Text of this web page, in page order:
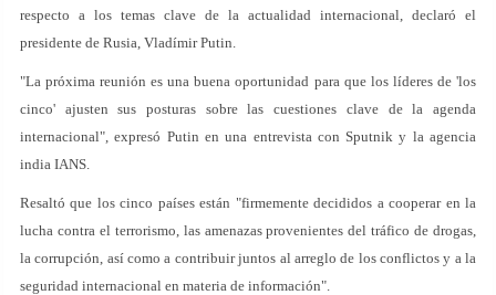
respecto a los temas clave de la actualidad internacional, declaró el
presidente de Rusia, Vladímir Putin.
"La próxima reunión es una buena oportunidad para que los líderes de 'los
cinco' ajusten sus posturas sobre las cuestiones clave de la agenda
internacional", expresó Putin en una entrevista con Sputnik y la agencia
india IANS.
Resaltó que los cinco países están "firmemente decididos a cooperar en la
lucha contra el terrorismo, las amenazas provenientes del tráfico de drogas,
la corrupción, así como a contribuir juntos al arreglo de los conflictos y a la
seguridad internacional en materia de información".